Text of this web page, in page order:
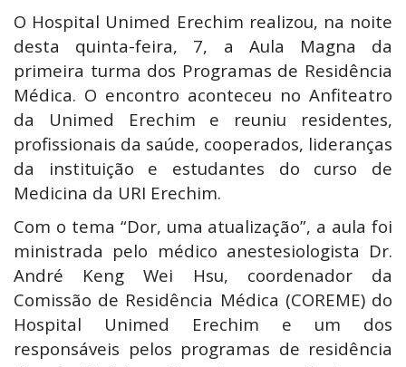
O Hospital Unimed Erechim realizou, na noite
desta quinta-feira, 7, a Aula Magna da
primeira turma dos Programas de Residência
Médica. O encontro aconteceu no Anfiteatro
da Unimed Erechim e reuniu residentes,
profissionais da saúde, cooperados, lideranças
da instituição e estudantes do curso de
Medicina da URI Erechim.
Com o tema “Dor, uma atualização”, a aula foi
ministrada pelo médico anestesiologista Dr.
André Keng Wei Hsu, coordenador da
Comissão de Residência Médica (COREME) do
Hospital Unimed Erechim e um dos
responsáveis pelos programas de residência